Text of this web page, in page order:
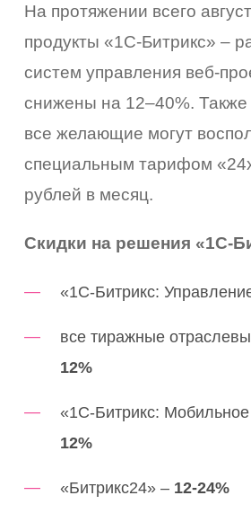
На протяжении всего
продукты «1С-Битрикс» –
систем управления веб-
снижены на 12–40%. Также
все желающие могут
специальным тарифом
рублей в месяц.
Скидки на решения «1С-
«1С-Битрикс:
все тиражные
12%
«1С-Битрикс:
12%
«Битрикс24» – 12-24%